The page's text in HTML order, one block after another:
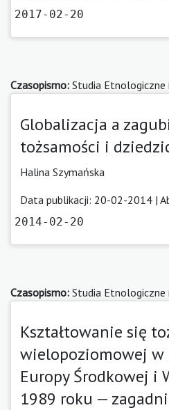
2017-02-20
Czasopismo: Studia
Globalizacja a
tożsamości i
Halina Szymańska
Data publikacji: 20-02-2014 |
2014-02-20
Czasopismo: Studia
Kształtowanie się
wielopoziomowej w
Europy Środkowej i
1989 roku —